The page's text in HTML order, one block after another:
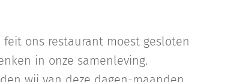
ons restaurant moest gesloten
in onze samenleving.